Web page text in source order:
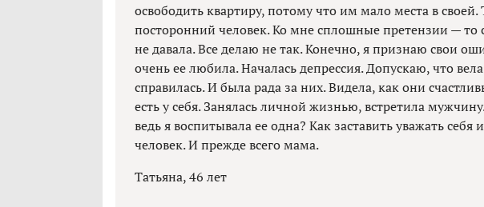
освободить квартиру, потому что им мало места в
посторонний человек. Ко мне сплошные претензии — то
не давала. Все делаю не так. Конечно, я признаю свои
очень ее любила. Началась депрессия. Допускаю, что
справилась. И была рада за них. Видела, как они
есть у себя. Занялась личной жизнью, встретила
ведь я воспитывала ее одна? Как заставить уважать
человек. И прежде всего мама.
Татьяна, 46 лет